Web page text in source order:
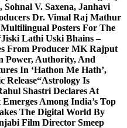
V. Saxena, Janhavi
Dr. Vimal Raj Mathur
Posters For The
Lathi Uski Bhains –
From Producer MK Rajput
Power, Authority, And
In ‘Hathon Me Hath’,
Release“Astrology Is
Shastri Declares At
Among India’s Top
The Digital World By
Film Director Smeep